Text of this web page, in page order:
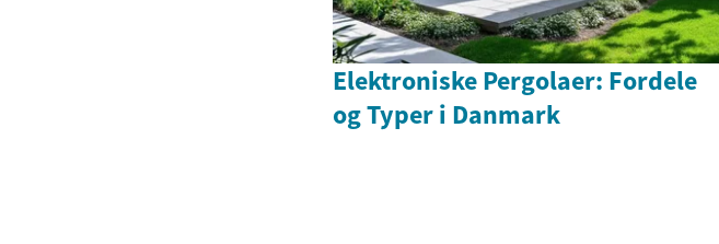
Elektroniske Pergolaer: Fordele
og Typer i Danmark